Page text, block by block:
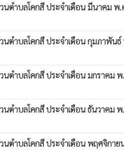
นตำบลโคกสี ประจำเดือน มีนาคม พ.
นตำบลโคกสี ประจำเดือน กุมภาพัน
ตำบลโคกสี ประจำเดือน มกราคม
ตำบลโคกสี ประจำเดือน ธันวาคม
นตำบลโคกสี ประจำเดือน พฤศจิกา